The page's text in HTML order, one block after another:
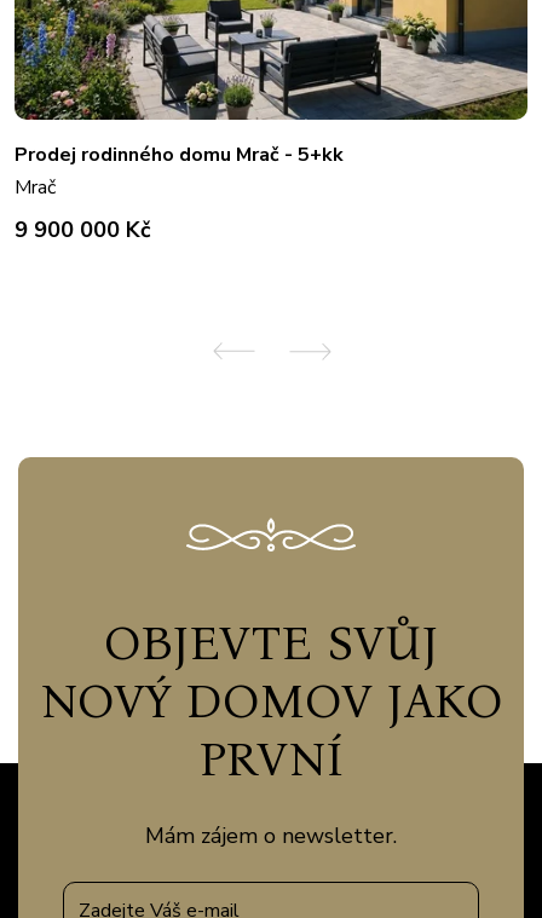
Prodej rodinného domu Mrač - 5+kk
Mrač
9 900 000 Kč
OBJEVTE SVŮJ
NOVÝ DOMOV JAKO
PRVNÍ
Mám zájem o newsletter.